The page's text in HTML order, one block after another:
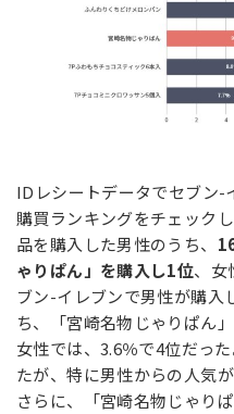
IDレシートデータでセブン-
購買ランキングをチェック
品を購入した男性のうち、
ゃりぱん」を購入し1位、女
ブン-イレブンで男性が購入
ち、「宮崎名物じゃりぱん
女性では、3.6％で4位だっ
たが、特に男性からの人気が
さらに、「宮崎名物じゃり